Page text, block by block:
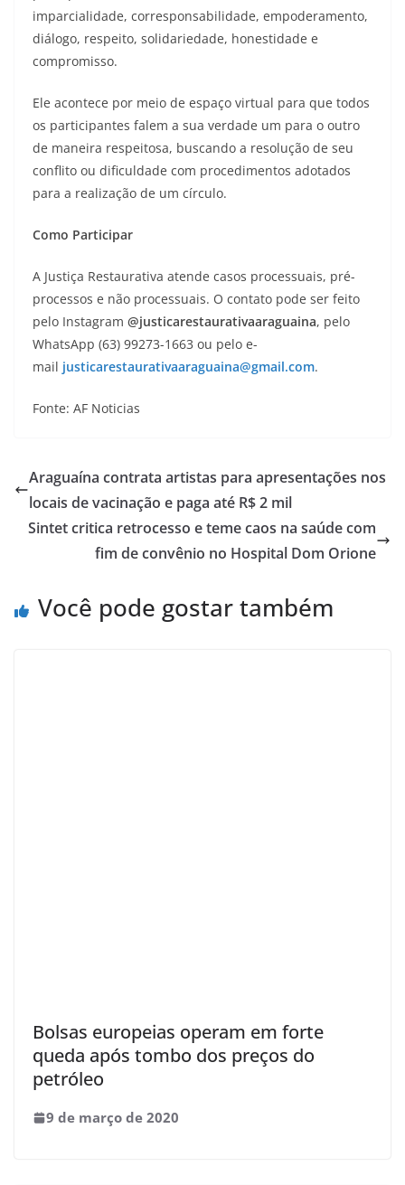
imparcialidade, corresponsabilidade, empoderamento,
diálogo, respeito, solidariedade, honestidade e
compromisso.
Ele acontece por meio de espaço virtual para que todos
os participantes falem a sua verdade um para o outro
de maneira respeitosa, buscando a resolução de seu
conflito ou dificuldade com procedimentos adotados
para a realização de um círculo.
Como Participar
A Justiça Restaurativa atende casos processuais, pré-
processos e não processuais. O contato pode ser feito
pelo Instagram @justicarestaurativaaraguaina, pelo
WhatsApp (63) 99273-1663 ou pelo e-
mail justicarestaurativaaraguaina@gmail.com.
Fonte: AF Noticias
Araguaína contrata artistas para apresentações nos
locais de vacinação e paga até R$ 2 mil
Sintet critica retrocesso e teme caos na saúde com
fim de convênio no Hospital Dom Orione
Você pode gostar também
Bolsas europeias operam em forte
queda após tombo dos preços do
petróleo
9 de março de 2020